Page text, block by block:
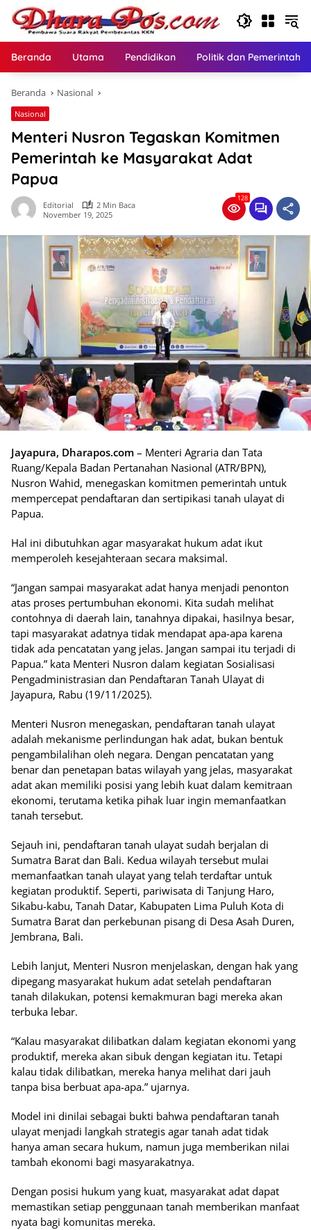
Langsung
konten
Beranda Utama Pendidikan Politik dan
Beranda Nasional
Nasional
Menteri Nusron Tegaskan Komitmen
Pemerintah ke Masyarakat Adat
Papua
Editorial
2 Min Baca
November 19, 2025
128
Jayapura, Dharapos.com – Menteri Agraria dan Tata
Ruang/Kepala Badan Pertanahan Nasional (ATR/BPN),
Nusron Wahid, menegaskan komitmen pemerintah untuk
mempercepat pendaftaran dan sertipikasi tanah ulayat di
Papua.
Hal ini dibutuhkan agar masyarakat hukum adat ikut
memperoleh kesejahteraan secara maksimal.
“Jangan sampai masyarakat adat hanya menjadi penonton
atas proses pertumbuhan ekonomi. Kita sudah melihat
contohnya di daerah lain, tanahnya dipakai, hasilnya besar,
tapi masyarakat adatnya tidak mendapat apa-apa karena
tidak ada pencatatan yang jelas. Jangan sampai itu terjadi di
Papua.” kata Menteri Nusron dalam kegiatan Sosialisasi
Pengadministrasian dan Pendaftaran Tanah Ulayat di
Jayapura, Rabu (19/11/2025).
Menteri Nusron menegaskan, pendaftaran tanah ulayat
adalah mekanisme perlindungan hak adat, bukan bentuk
pengambilalihan oleh negara. Dengan pencatatan yang
benar dan penetapan batas wilayah yang jelas, masyarakat
adat akan memiliki posisi yang lebih kuat dalam kemitraan
ekonomi, terutama ketika pihak luar ingin memanfaatkan
tanah tersebut.
Sejauh ini, pendaftaran tanah ulayat sudah berjalan di
Sumatra Barat dan Bali. Kedua wilayah tersebut mulai
memanfaatkan tanah ulayat yang telah terdaftar untuk
kegiatan produktif. Seperti, pariwisata di Tanjung Haro,
Sikabu-kabu, Tanah Datar, Kabupaten Lima Puluh Kota di
Sumatra Barat dan perkebunan pisang di Desa Asah Duren,
Jembrana, Bali.
Lebih lanjut, Menteri Nusron menjelaskan, dengan hak yang
dipegang masyarakat hukum adat setelah pendaftaran
tanah dilakukan, potensi kemakmuran bagi mereka akan
terbuka lebar.
“Kalau masyarakat dilibatkan dalam kegiatan ekonomi yang
produktif, mereka akan sibuk dengan kegiatan itu. Tetapi
kalau tidak dilibatkan, mereka hanya melihat dari jauh
tanpa bisa berbuat apa-apa.” ujarnya.
Model ini dinilai sebagai bukti bahwa pendaftaran tanah
ulayat menjadi langkah strategis agar tanah adat tidak
hanya aman secara hukum, namun juga memberikan nilai
tambah ekonomi bagi masyarakatnya.
Dengan posisi hukum yang kuat, masyarakat adat dapat
memastikan setiap penggunaan tanah memberikan manfaat
nyata bagi komunitas mereka.